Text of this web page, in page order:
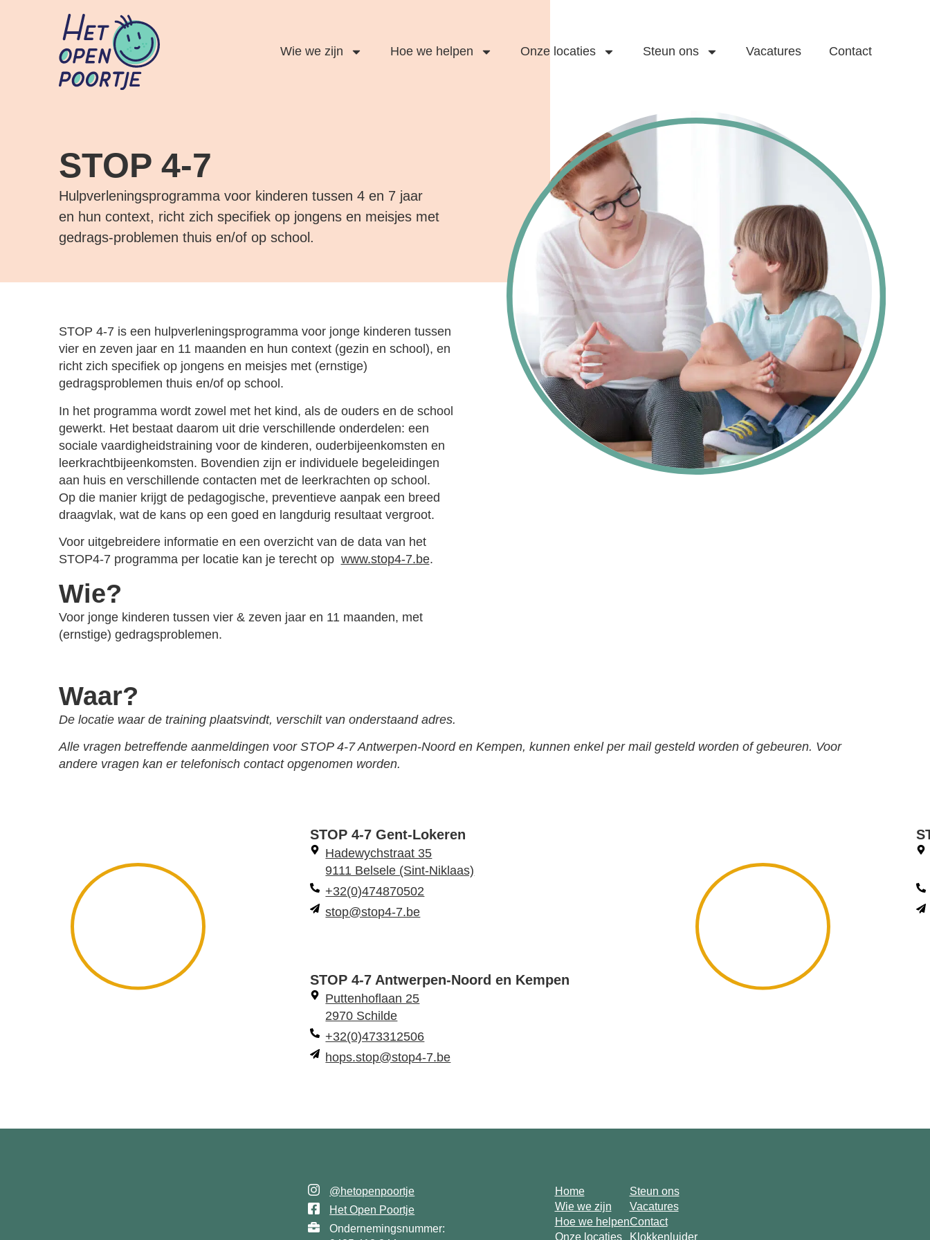
Wie we zijn Hoe we helpen Onze locaties Steun ons Vacatures Contact
STOP 4-7
Hulpverleningsprogramma voor kinderen tussen 4 en 7 jaar
en hun context, richt zich specifiek op jongens en meisjes met
gedrags-problemen thuis en/of op school.
STOP 4-7 is een hulpverleningsprogramma voor jonge kinderen tussen
vier en zeven jaar en 11 maanden en hun context (gezin en school), en
richt zich specifiek op jongens en meisjes met (ernstige)
gedragsproblemen thuis en/of op school.
In het programma wordt zowel met het kind, als de ouders en de school
gewerkt. Het bestaat daarom uit drie verschillende onderdelen: een
sociale vaardigheidstraining voor de kinderen, ouderbijeenkomsten en
leerkrachtbijeenkomsten. Bovendien zijn er individuele begeleidingen
aan huis en verschillende contacten met de leerkrachten op school.
Op die manier krijgt de pedagogische, preventieve aanpak een breed
draagvlak, wat de kans op een goed en langdurig resultaat vergroot.
Voor uitgebreidere informatie en een overzicht van de data van het
STOP4-7 programma per locatie kan je terecht op www.stop4-7.be.
Wie?
Voor jonge kinderen tussen vier & zeven jaar en 11 maanden, met
(ernstige) gedragsproblemen.
Waar?
De locatie waar de training plaatsvindt, verschilt van onderstaand adres.
Alle vragen betreffende aanmeldingen voor STOP 4-7 Antwerpen-Noord en Kempen, kunnen enkel per mail gesteld worden of gebeuren. Voor
andere vragen kan er telefonisch contact opgenomen worden.
STOP 4-7 Gent-Lokeren
Hadewychstraat 35
9111 Belsele (Sint-Niklaas)
+32(0)474870502
stop@stop4-7.be
STOP 4-7 Antwerpen-Noord en Kempen
Puttenhoflaan 25
2970 Schilde
+32(0)473312506
hops.stop@stop4-7.be
@hetopenpoortje
Het Open Poortje
Ondernemingsnummer:
Home
Wie we zijn
Hoe we helpen
Onze locaties
Steun ons
Vacatures
Contact
Klokkenluider